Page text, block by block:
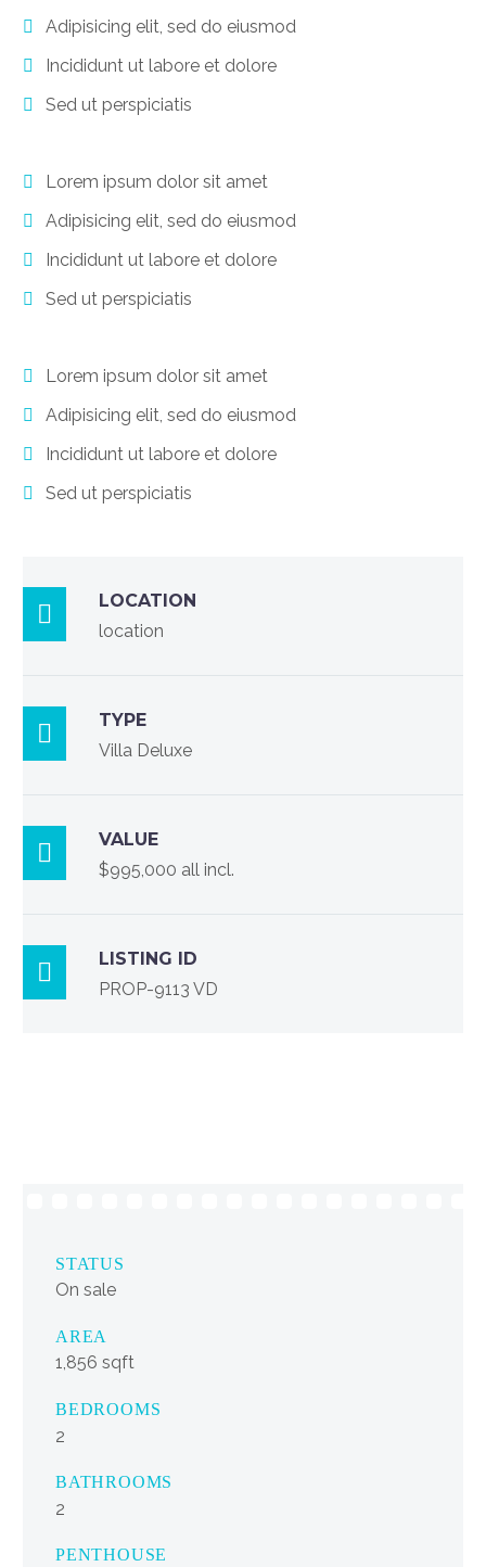
Adipisicing elit, sed do eiusmod
Incididunt ut labore et dolore
Sed ut perspiciatis
Lorem ipsum dolor sit amet
Adipisicing elit, sed do eiusmod
Incididunt ut labore et dolore
Sed ut perspiciatis
Lorem ipsum dolor sit amet
Adipisicing elit, sed do eiusmod
Incididunt ut labore et dolore
Sed ut perspiciatis

LOCATION
location

TYPE
Villa Deluxe

VALUE
$995,000 all incl.

LISTING ID
PROP-9113 VD
STATUS
On sale
AREA
1,856 sqft
BEDROOMS
2
BATHROOMS
2
PENTHOUSE